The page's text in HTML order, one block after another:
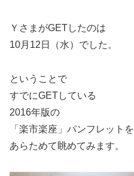
ＹさまがGETしたのは
10月12日（水）でした。
ということで
すでにGETしている
2016年版の
「楽市楽座」パンフレットを
あらためて眺めてみます。